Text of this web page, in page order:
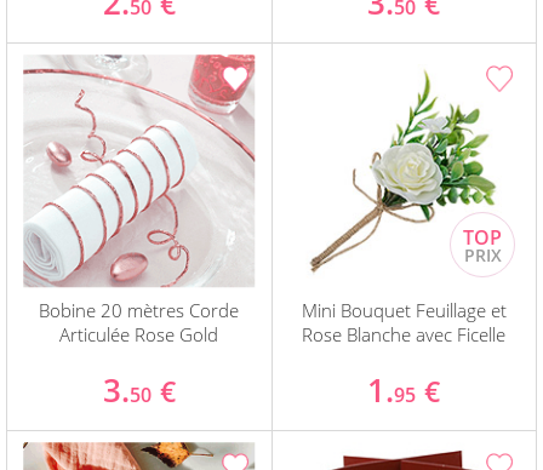
50 50
Bobine 20 mètres Corde
Articulée Rose Gold
3.50 €
Mini Bouquet Feuillage et
Rose Blanche avec Ficelle
1.95 €